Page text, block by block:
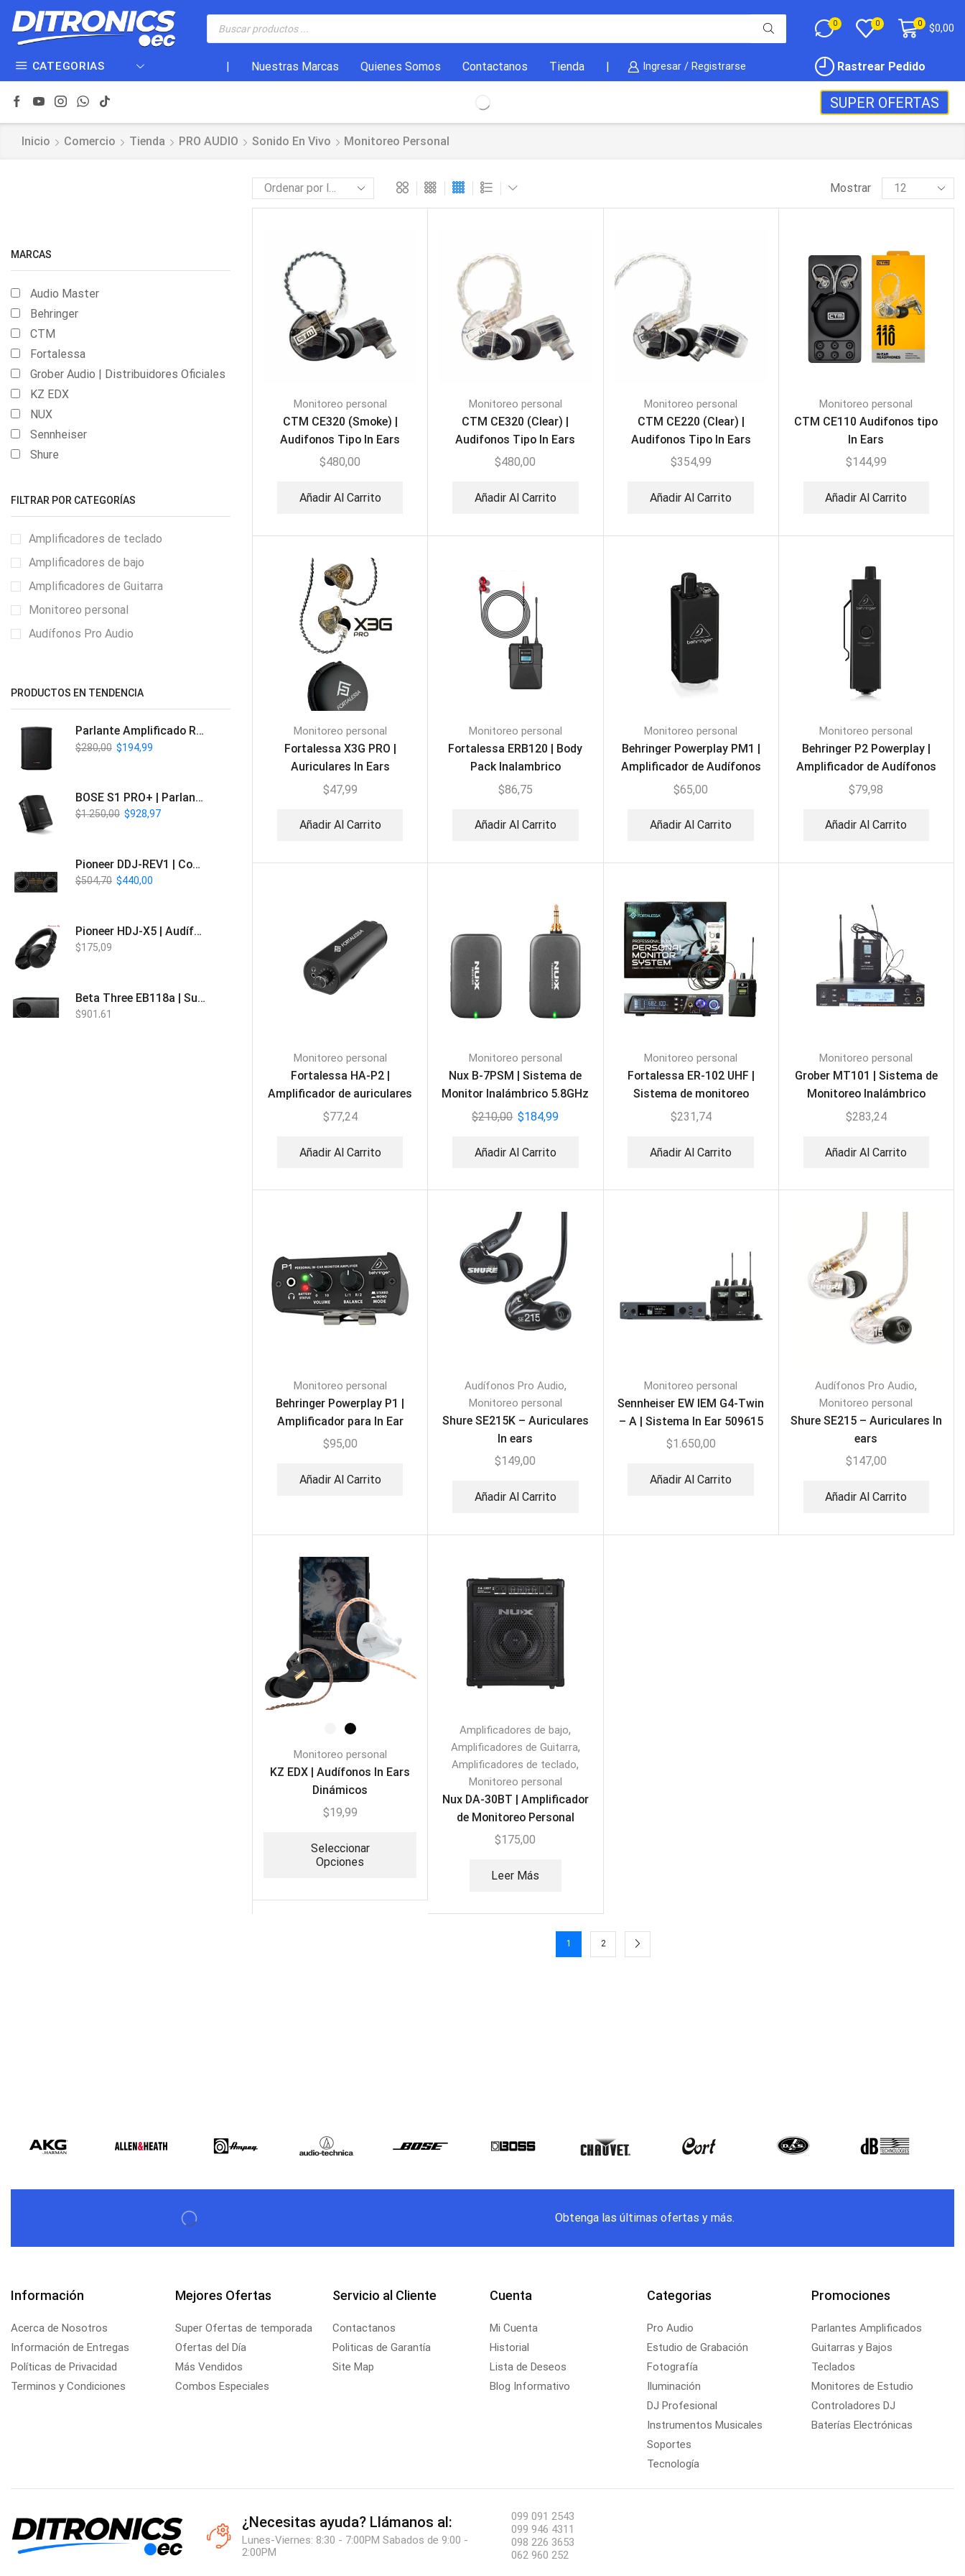
0 0 0 $0,00
CATEGORIAS Nuestras Marcas Quienes Somos Contactanos Tienda Ingresar / Registrarse Rastrear Pedido
SUPER OFERTAS
Inicio Comercio Tienda PRO AUDIO Sonido En Vivo Monitoreo Personal
Mostrar
Monitoreo personal
CTM CE320 (Smoke) |
Audifonos Tipo In Ears
$480,00
Añadir Al Carrito
Monitoreo personal
CTM CE320 (Clear) |
Audifonos Tipo In Ears
$480,00
Añadir Al Carrito
Monitoreo personal
CTM CE220 (Clear) |
Audifonos Tipo In Ears
$354,99
Añadir Al Carrito
Monitoreo personal
CTM CE110 Audifonos tipo
In Ears
$144,99
Añadir Al Carrito
Monitoreo personal
Fortalessa X3G PRO |
Auriculares In Ears
Profesionales
$47,99
Añadir Al Carrito
Monitoreo personal
Fortalessa ERB120 | Body
Pack Inalambrico
$86,75
Añadir Al Carrito
Monitoreo personal
Behringer Powerplay PM1 |
Amplificador de Audífonos
$65,00
Añadir Al Carrito
Monitoreo personal
Behringer P2 Powerplay |
Amplificador de Audífonos
$79,98
Añadir Al Carrito
Monitoreo personal
Fortalessa HA-P2 |
Amplificador de auriculares
In Ears
$77,24
Añadir Al Carrito
Monitoreo personal
Nux B-7PSM | Sistema de
Monitor Inalámbrico 5.8GHz
$210,00 $184,99
Añadir Al Carrito
Monitoreo personal
Fortalessa ER-102 UHF |
Sistema de monitoreo
Inalámbrico
$231,74
Añadir Al Carrito
Monitoreo personal
Grober MT101 | Sistema de
Monitoreo Inalámbrico
1TR+1REC
$283,24
Añadir Al Carrito
Monitoreo personal
Behringer Powerplay P1 |
Amplificador para In Ear
$95,00
Añadir Al Carrito
Audífonos Pro Audio,
Monitoreo personal
Shure SE215K – Auriculares
In ears
$149,00
Añadir Al Carrito
Monitoreo personal
Sennheiser EW IEM G4-Twin
– A | Sistema In Ear 509615
$1.650,00
Añadir Al Carrito
Audífonos Pro Audio,
Monitoreo personal
Shure SE215 – Auriculares In
ears
$147,00
Añadir Al Carrito
Monitoreo personal
KZ EDX | Audífonos In Ears
Dinámicos
$19,99
Seleccionar
Opciones
Amplificadores de bajo,
Amplificadores de Guitarra,
Amplificadores de teclado,
Monitoreo personal
Nux DA-30BT | Amplificador
de Monitoreo Personal
$175,00
Leer Más
1 2
MARCAS
Audio Master
Behringer
CTM
Fortalessa
Grober Audio | Distribuidores Oficiales
KZ EDX
NUX
Sennheiser
Shure
FILTRAR POR CATEGORÍAS
Amplificadores de teclado
Amplificadores de bajo
Amplificadores de Guitarra
Monitoreo personal
Audífonos Pro Audio
PRODUCTOS EN TENDENCIA
Parlante Amplificado Recargable BT | Italy Audio ITL-PRO11
$280,00 $194,99
BOSE S1 PRO+ | Parlante Profesional PA Inalámbrico
$1.250,00 $928,97
Pioneer DDJ-REV1 | Controlador DJ de 2 canales estilo Scratch
$504,70 $440,00
Pioneer HDJ-X5 | Audífonos para DJ
$175,09
Beta Three EB118a | Sub Bajo Activo
$901,61
Obtenga las últimas ofertas y más.
Información
Acerca de Nosotros
Información de Entregas
Políticas de Privacidad
Terminos y Condiciones
Mejores Ofertas
Super Ofertas de temporada
Ofertas del Día
Más Vendidos
Combos Especiales
Servicio al Cliente
Contactanos
Politicas de Garantía
Site Map
Cuenta
Mi Cuenta
Historial
Lista de Deseos
Blog Informativo
Categorias
Pro Audio
Estudio de Grabación
Fotografía
Iluminación
DJ Profesional
Instrumentos Musicales
Soportes
Tecnología
Promociones
Parlantes Amplificados
Guitarras y Bajos
Teclados
Monitores de Estudio
Controladores DJ
Baterías Electrónicas
¿Necesitas ayuda? Llámanos al:
Lunes-Viernes: 8:30 - 7:00PM Sabados de 9:00 -
2:00PM
099 091 2543
099 946 4311
098 226 3653
062 960 252